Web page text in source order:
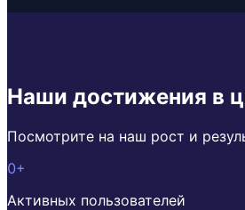
Наши достижения в
Посмотрите на наш рост и
0+
Активных пользователей